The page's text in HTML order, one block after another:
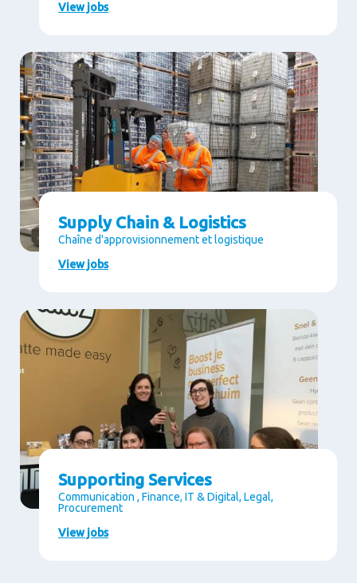
View jobs
Supply Chain & Logistics
Chaîne d'approvisionnement et logistique
View jobs
Supporting Services
Communication , Finance, IT & Digital, Legal,
Procurement
View jobs